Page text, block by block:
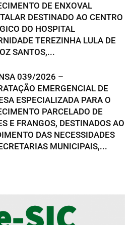
DE ENXOVAL
DESTINADO AO CENTRO
DO HOSPITAL
TEREZINHA LULA DE
SANTOS,...
039/2026 –
EMERGENCIAL DE
ESPECIALIZADA PARA O
PARCELADO DE
E FRANGOS, DESTINADOS AO
DAS NECESSIDADES
MUNICIPAIS,...